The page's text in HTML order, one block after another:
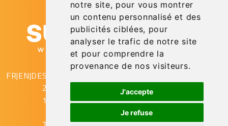
notre site, pour vous montrer
un contenu personnalisé et des
publicités ciblées, pour
analyser le trafic de notre site
et pour comprendre la
provenance de nos visiteurs.
J'accepte
Je refuse
FR|EN|DESupAirVision
2 rue Gustave Eiffel
10430 Rosières Près Troyes